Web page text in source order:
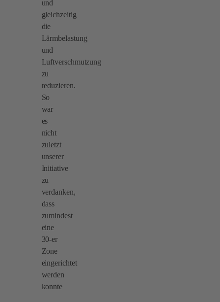
und
gleichzeitig
die
Lärmbelastung
und
Luftverschmutzung
zu
reduzieren.
So
war
es
nicht
zuletzt
unserer
Initiative
zu
verdanken,
dass
zumindest
eine
30-er
Zone
eingerichtet
werden
konnte